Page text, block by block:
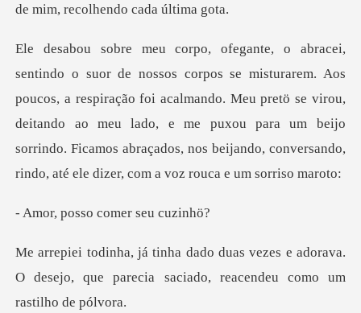
os, a respiração foi acalmando. Meu pretö se virou,
deitando ao meu lado, e me puxou para um beijo
sorrind
sso comer
zes e adorava.
O desejo, que parecia sacia